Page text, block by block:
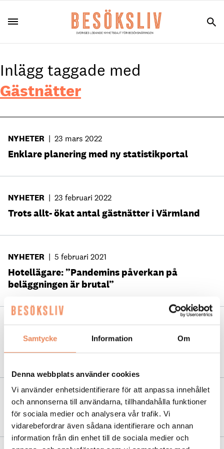
Samtycke Information Om
Denna webbplats använder cookies
Vi använder enhetsidentifierare för att anpassa innehållet
och annonserna till användarna, tillhandahålla funktioner
för sociala medier och analysera vår trafik. Vi
vidarebefordrar även sådana identifierare och annan
information från din enhet till de sociala medier och
Inlägg taggade med
Gästnätter
NYHETER | 23 mars 2022
Enklare planering med ny statistikportal
NYHETER | 23 februari 2022
Trots allt- ökat antal gästnätter i Värmland
NYHETER | 5 februari 2021
Hotellägare: ”Pandemins påverkan på
beläggningen är brutal”
NYHETER | 16 september 2020
Campingarna tappade en fjärdedel av
gästerna i sommar
NYHETER | 6 februari 2020
Svensk turism fortsätter att öka